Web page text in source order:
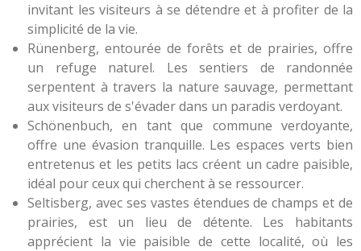
invitant les visiteurs à se détendre et à profiter de la
simplicité de la vie.
Rünenberg, entourée de forêts et de prairies, offre
un refuge naturel. Les sentiers de randonnée
serpentent à travers la nature sauvage, permettant
aux visiteurs de s'évader dans un paradis verdoyant.
Schönenbuch, en tant que commune verdoyante,
offre une évasion tranquille. Les espaces verts bien
entretenus et les petits lacs créent un cadre paisible,
idéal pour ceux qui cherchent à se ressourcer.
Seltisberg, avec ses vastes étendues de champs et de
prairies, est un lieu de détente. Les habitants
apprécient la vie paisible de cette localité, où les